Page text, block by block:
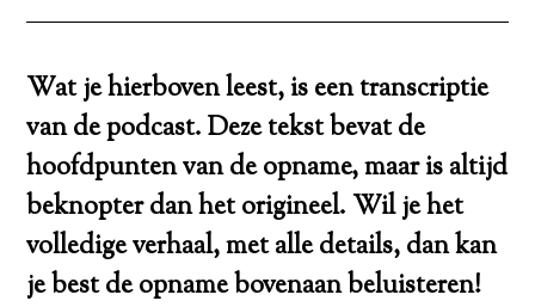
Wat je hierboven leest, is een transcriptie
van de podcast. Deze tekst bevat de
hoofdpunten van de opname, maar is altijd
beknopter dan het origineel. Wil je het
volledige verhaal, met alle details, dan kan
je best de opname bovenaan beluisteren!